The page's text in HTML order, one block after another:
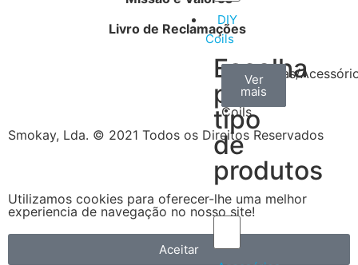
DIY
Coils
Escolha
por
tipo
de
produtos
Arame
Coils
Ver
mais
Algodão
Ver
mais
Ferramentas/
Ver
mais
Livro de Reclamações
Smokay, Lda. © 2021 Todos os Direitos Reservados
Utilizamos cookies para oferecer-lhe uma melhor
experiencia de navegação no nosso site!
Aceitar